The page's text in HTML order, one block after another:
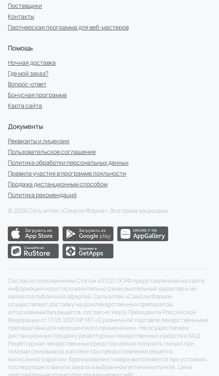
Поставщики
Контакты
Партнерская программа для веб-мастеров
Помощь
Ночная доставка
Где мой заказ?
Вопрос-ответ
Бонусная программа
Карта сайта
Документы
Реквизиты и лицензии
Пользовательское соглашение
Политика обработки персональных данных
Правила участия в программе лояльности
Продажа дистанционным способом
Политика рекомендаций
© 2026Сеть аптек «Самсон Фарма». Все права защищены
Согласно положениями Статьи 437(2) ГК РФ представленная на сайте
информация носит исключительно ознакомительный характер и не
является публичной офертой. Сеть аптек «Самсон Фарма»
осуществляет доставку на дом лекарственных препаратов,
отпускаемым без рецепта, согласно Указу Президента Российской
Федерации от 17.03.2020 № 187 «О розничной торговле лекарственными
препаратами для медицинского применения». Не осуществляем
дистанционную продажу рецептурных лекарственных средств и БАД.
Рецептурные лекарственные средства можно получить только при
помощи самовывоза в аптеке при предоставлении рецепта,
выписанного врачом. Бронирование товара выполняется при условиях
последующего выкупа заказа в выбранном аптечном пункте. Цена